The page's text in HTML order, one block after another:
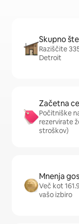
Skupno
Raziščite
Detroit
Začetna
Počitniške
rezervirate
stroškov)
Mnenja
Več kot
vašo izbiro